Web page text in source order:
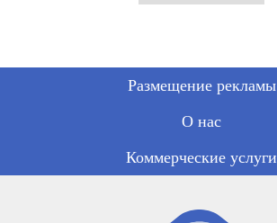
Размещение рекламы
О нас
Коммерческие услуги